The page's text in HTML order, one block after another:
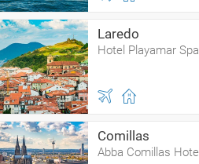
Laredo
Hotel Playamar Spa
Comillas
Abba Comillas Hotel